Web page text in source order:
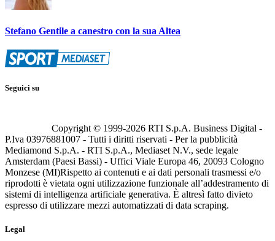
Stefano Gentile a canestro con la sua Altea
Seguici su
Copyright © 1999-2026 RTI S.p.A. Business Digital -
P.Iva 03976881007 - Tutti i diritti riservati - Per la pubblicità
Mediamond S.p.A. - RTI S.p.A., Mediaset N.V., sede legale
Amsterdam (Paesi Bassi) - Uffici Viale Europa 46, 20093 Cologno
Monzese (MI)Rispetto ai contenuti e ai dati personali trasmessi e/o
riprodotti è vietata ogni utilizzazione funzionale all’addestramento di
sistemi di intelligenza artificiale generativa. È altresì fatto divieto
espresso di utilizzare mezzi automatizzati di data scraping.
Legal